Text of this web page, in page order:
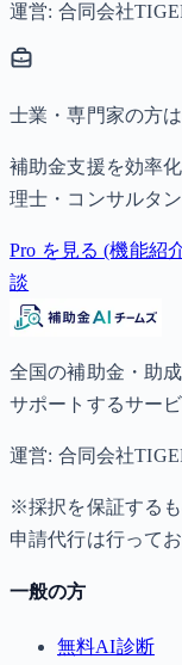
運営: 合同会社
士業・専門家の方
補助金支援を効率
理士・コンサルタ
Pro を見る (機能紹
談
全国の補助金・助
サポートするサービ
運営: 合同会社
※採択を保証するも
申請代行は行ってお
一般の方
無料AI診断